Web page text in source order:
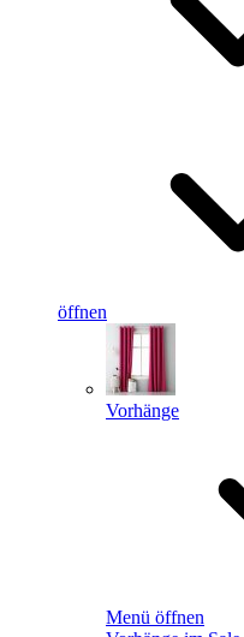
öffnen
Vorhänge
Menü öffnen